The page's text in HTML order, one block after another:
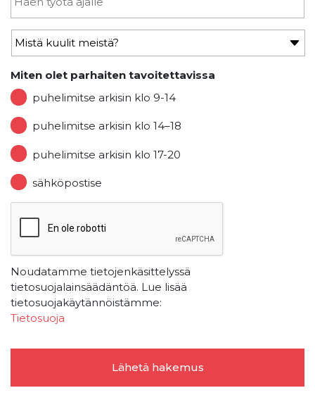
Miten olet parhaiten tavoitettavissa
puhelimitse arkisin klo 9-14
puhelimitse arkisin klo 14–18
puhelimitse arkisin klo 17-20
sähköpostise
Noudatamme tietojenkäsittelyssä
tietosuojalainsäädäntöä. Lue lisää
tietosuojakäytännöistämme:
Tietosuoja